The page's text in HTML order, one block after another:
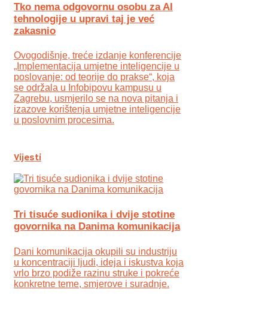
Tko nema odgovornu osobu za AI
tehnologije u upravi taj je već
zakasnio
Ovogodišnje, treće izdanje konferencije
„Implementacija umjetne inteligencije u
poslovanje: od teorije do prakse“, koja
se održala u Infobipovu kampusu u
Zagrebu, usmjerilo se na nova pitanja i
izazove korištenja umjetne inteligencije
u poslovnim procesima.
Vijesti
Tri tisuće sudionika i dvije stotine
govornika na Danima komunikacija
Dani komunikacija okupili su industriju
u koncentraciji ljudi, ideja i iskustva koja
vrlo brzo podiže razinu struke i pokreće
konkretne teme, smjerove i suradnje.